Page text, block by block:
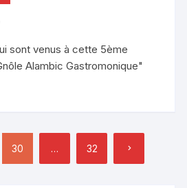
sont venus à cette 5ème
Alambic Gastromonique"
30 … 32